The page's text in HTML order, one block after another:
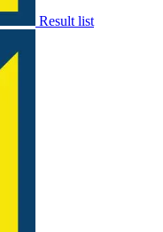
Result list